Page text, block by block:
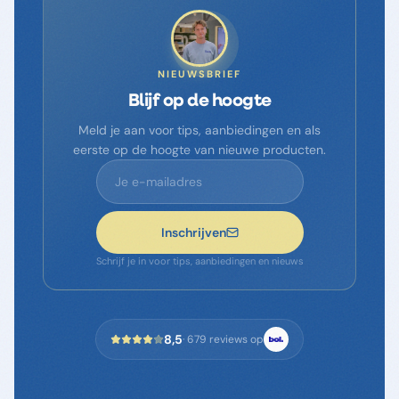
NIEUWSBRIEF
Blijf op de hoogte
Meld je aan voor tips, aanbiedingen en als
eerste op de hoogte van nieuwe producten.
Inschrijven
Schrijf je in voor tips, aanbiedingen en nieuws
8,5·679 reviews op